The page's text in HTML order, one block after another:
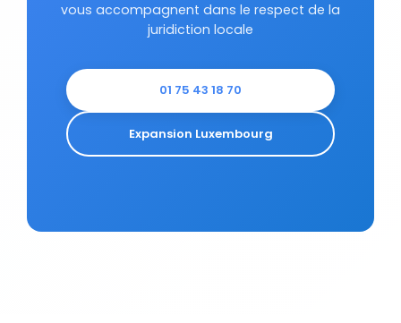
vous accompagnent dans le respect de la
juridiction locale
01 75 43 18 70
Expansion Luxembourg